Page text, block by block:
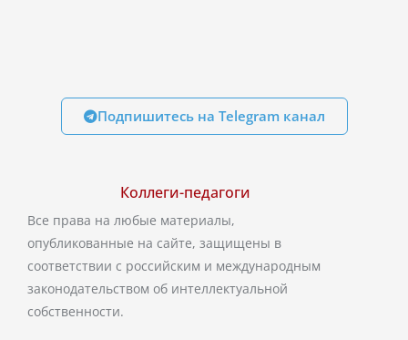
Подпишитесь на Telegram канал
Коллеги-педагоги
Все права на любые материалы,
опубликованные на сайте, защищены в
соответствии с российским и международным
законодательством об интеллектуальной
собственности.